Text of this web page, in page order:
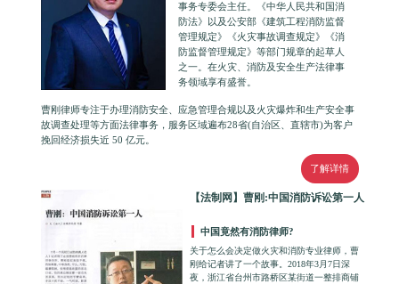
事务专委会主任。《中华人民共和国消
防法》以及公安部《建筑工程消防监督
管理规定》《火灾事故调查规定》《消
防监督管理规定》等部门规章的起草人
之一。在火灾、消防及安全生产法律事
务领域享有盛誉。
曹刚律师专注于办理消防安全、应急管理合规以及火灾爆炸和生产安全事
故调查处理等方面法律事务，服务区域遍布28省(自治区、直辖市)为客户
挽回经济损失近 50 亿元。
了解详情
【法制网】曹刚:中国消防诉讼第一人
中国竟然有消防律师?
关于怎么会决定做火灾和消防专业律师，曹
刚给记者讲了一个故事。2018年3月7日深
夜，浙江省台州市路桥区某街道一整排商铺